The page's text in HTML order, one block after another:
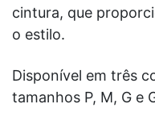
cintura, que
o estilo.
Disponível em três
tamanhos P, M, G e